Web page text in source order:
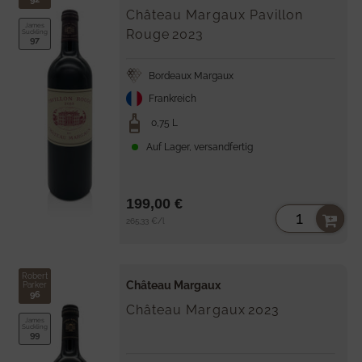
James
Suckling
97
Château Margaux Pavillon
Rouge 2023
Bordeaux Margaux
Frankreich
0,75 L
Auf Lager, versandfertig
Stückpreis
265,33 € /
199,00 €
Robert
Parker
96
James
Suckling
99
Château Margaux
Château Margaux 2023